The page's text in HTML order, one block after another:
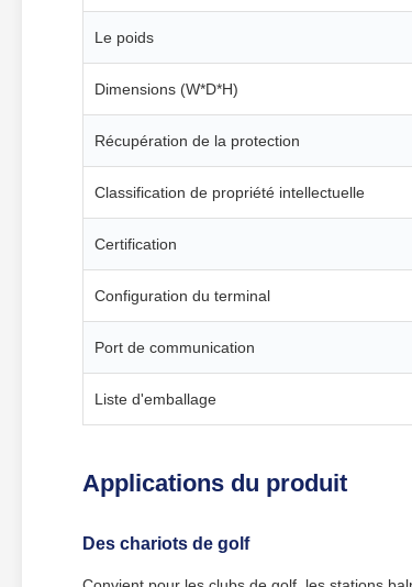
Le poids
Dimensions (W*D*H)
Récupération de la protection
Classification de propriété intellectuelle
Certification
Configuration du terminal
Port de communication
Liste d'emballage
Applications du produit
Des chariots de golf